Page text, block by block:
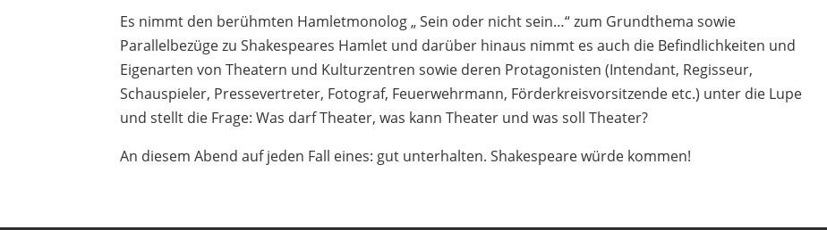
Es nimmt den berühmten Hamletmonolog „ Sein oder nicht sein…“ zum Grundthema sowie
Parallelbezüge zu Shakespeares Hamlet und darüber hinaus nimmt es auch die Befindlichkeiten und
Eigenarten von Theatern und Kulturzentren sowie deren Protagonisten (Intendant, Regisseur,
Schauspieler, Pressevertreter, Fotograf, Feuerwehrmann, Förderkreisvorsitzende etc.) unter die Lupe
und stellt die Frage: Was darf Theater, was kann Theater und was soll Theater?
An diesem Abend auf jeden Fall eines: gut unterhalten. Shakespeare würde kommen!